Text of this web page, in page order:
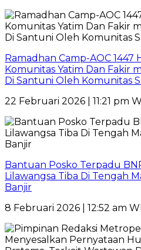
Ramadhan Camp-AOC 1447
Komunitas Yatim Dan Fakir
Di Santuni Oleh Komunitas
22 Februari 2026 | 11:21 pm
Bantuan Posko Terpadu
Lilawangsa Tiba Di Tengah
Banjir
8 Februari 2026 | 12:52 am